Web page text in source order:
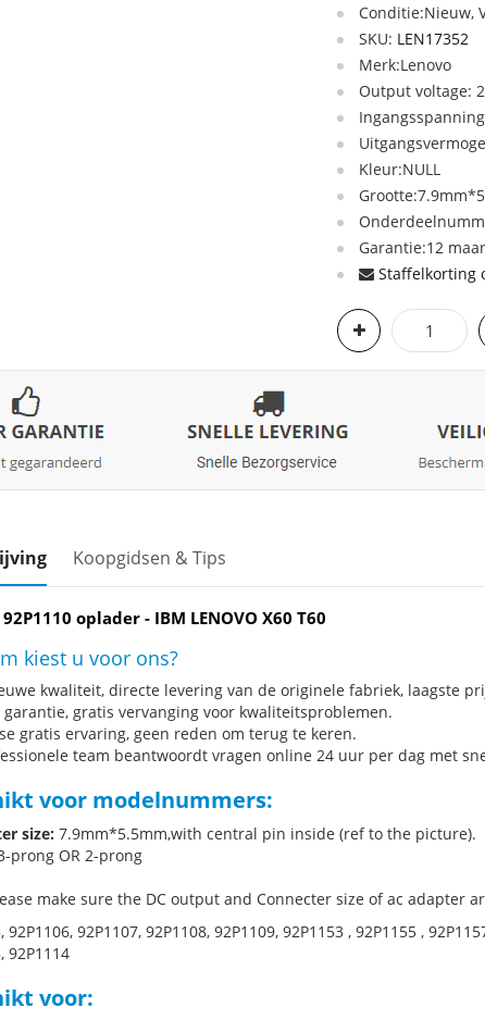
Conditie:Nieuw,
SKU: LEN17352
Merk:Lenovo
Output voltage:
Kleur:NULL
Garantie:12
Staffelkorting
Koopgidsen & Tips
oplader - IBM LENOVO X60 T60
kiest u voor ons?
kwaliteit, directe levering van de originele fabriek, laagste
garantie, gratis vervanging voor kwaliteitsproblemen.
gratis ervaring, geen reden om terug te keren.
team beantwoordt vragen online 24 uur per dag met
voor modelnummers:
size: 7.9mm*5.5mm,with central pin inside (ref to the picture).
prong OR 2-prong
make sure the DC output and Connecter size of ac adapter
92P1106, 92P1107, 92P1108, 92P1109, 92P1153 , 92P1155 ,
92P1114
voor: